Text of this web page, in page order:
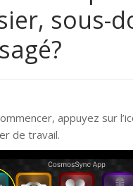
sous-
appuyez sur
de travail.